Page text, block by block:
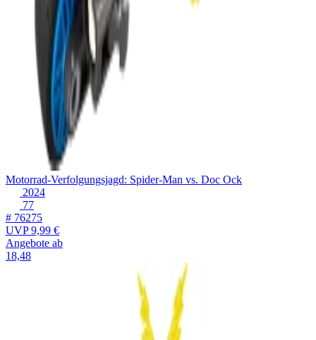
Motorrad-Verfolgungsjagd: Spider-Man vs. Doc Ock
2024
77
# 76275
UVP9,99 €
Angebote ab
18,48